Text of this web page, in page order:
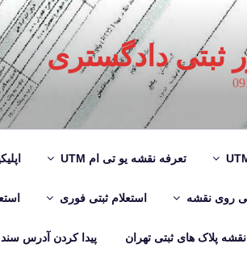
ثبتی دادگستری
تعرفه نقشه یو تی ام UTM
روی نقشه استعلام ثبتی فوری
نقشه پلاک های ثبتی تهران پیدا کردن آدرس